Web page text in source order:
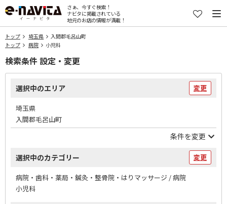
さぁ、今すぐ検索！
ナビタに掲載されている
地元のお店の情報が満載！
トップ 埼玉県
入間郡毛呂山町
トップ
病院 小児科
検索条件 設定・変更
選択中のエリア 変更
埼玉県
入間郡毛呂山町
条件を変更
選択中のカテゴリー 変更
病院・歯科・薬局・鍼灸・整骨院・はりマッサージ / 病院
小児科